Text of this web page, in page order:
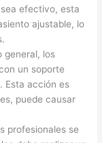
efectivo, esta
ajustable, lo
general, los
un soporte
Esta acción es
puede causar
profesionales se